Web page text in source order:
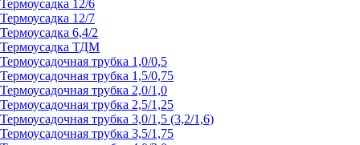
Термоусадка 12/6
Термоусадка 12/7
Термоусадка 6,4/2
Термоусадка ТДМ
Термоусадочная трубка 1,0/0,5
Термоусадочная трубка 1,5/0,75
Термоусадочная трубка 2,0/1,0
Термоусадочная трубка 2,5/1,25
Термоусадочная трубка 3,0/1,5 (3,2/1,6)
Термоусадочная трубка 3,5/1,75